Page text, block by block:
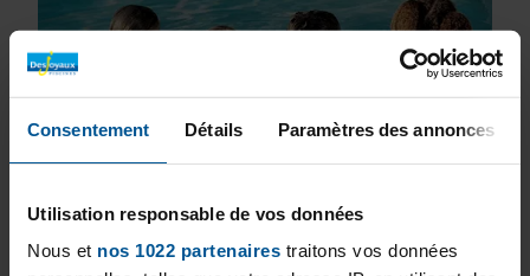
Consentement Détails Paramètres des annonces
Utilisation responsable de vos données
Nous et nos 1022 partenaires traitons vos données
Our ranges